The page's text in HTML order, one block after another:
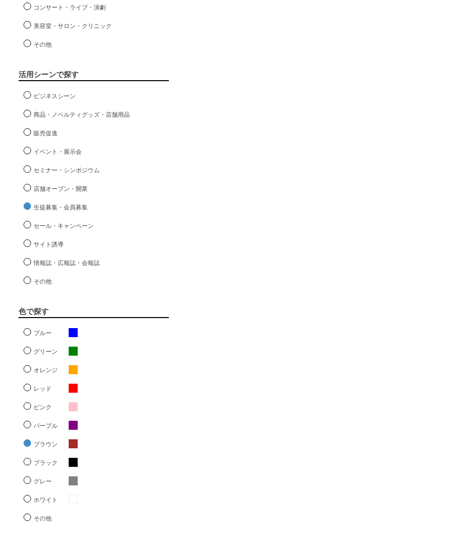
コンサート・ライブ・演劇
美容室・サロン・クリニック
その他
活用シーンで探す
ビジネスシーン
商品・ノベルティグッズ・店舗用品
販売促進
イベント・展示会
セミナー・シンポジウム
店舗オープン・開業
生徒募集・会員募集
セール・キャンペーン
サイト誘導
情報誌・広報誌・会報誌
その他
色で探す
ブルー
グリーン
オレンジ
レッド
ピンク
パープル
ブラウン
ブラック
グレー
ホワイト
その他